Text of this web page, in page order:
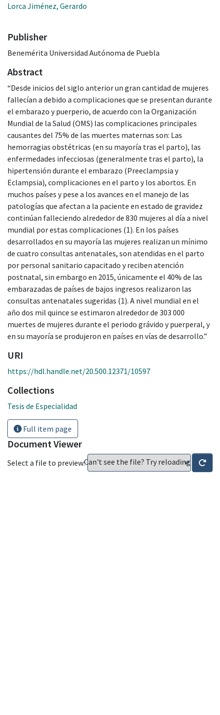
Lorca Jiménez, Gerardo
Publisher
Benemérita Universidad Autónoma de Puebla
Abstract
“Desde inicios del siglo anterior un gran cantidad de mujeres
fallecían a debido a complicaciones que se presentan durante
el embarazo y puerperio, de acuerdo con la Organización
Mundial de la Salud (OMS) las complicaciones principales
causantes del 75% de las muertes maternas son: Las
hemorragias obstétricas (en su mayoría tras el parto), las
enfermedades infecciosas (generalmente tras el parto), la
hipertensión durante el embarazo (Preeclampsia y
Eclampsia), complicaciones en el parto y los abortos. En
muchos países y pese a los avances en el manejo de las
patologías que afectan a la paciente en estado de gravidez
continúan falleciendo alrededor de 830 mujeres al día a nivel
mundial por estas complicaciones (1). En los países
desarrollados en su mayoría las mujeres realizan un mínimo
de cuatro consultas antenatales, son atendidas en el parto
por personal sanitario capacitado y reciben atención
postnatal, sin embargo en 2015, únicamente el 40% de las
embarazadas de países de bajos ingresos realizaron las
consultas antenatales sugeridas (1). A nivel mundial en el
año dos mil quince se estimaron alrededor de 303 000
muertes de mujeres durante el periodo grávido y puerperal, y
en su mayoría se produjeron en países en vías de desarrollo.”
URI
https://hdl.handle.net/20.500.12371/10597
Collections
Tesis de Especialidad
Full item page
Document Viewer
Select a file to preview:Can't see the file? Try reloading